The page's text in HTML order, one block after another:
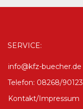
SERVICE:
info@kfz-buecher.de
Telefon: 08268/90123
Kontakt/Impressum